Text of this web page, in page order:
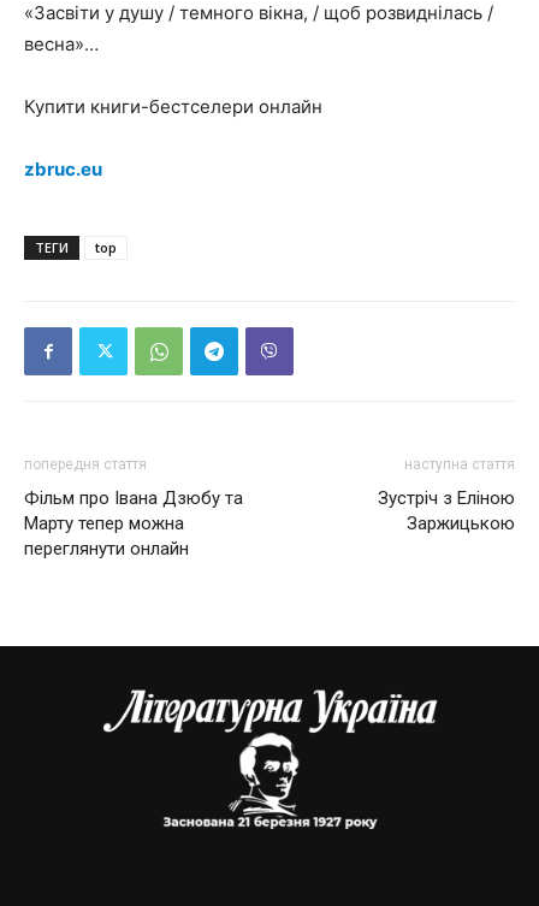
«Засвіти у душу / темного вікна, / щоб розвиднілась /
весна»…
Купити книги-бестселери онлайн
zbruc.eu
ТЕГИ top
попередня стаття
Фільм про Івана Дзюбу та
Марту тепер можна
переглянути онлайн
наступна стаття
Зустріч з Еліною
Заржицькою